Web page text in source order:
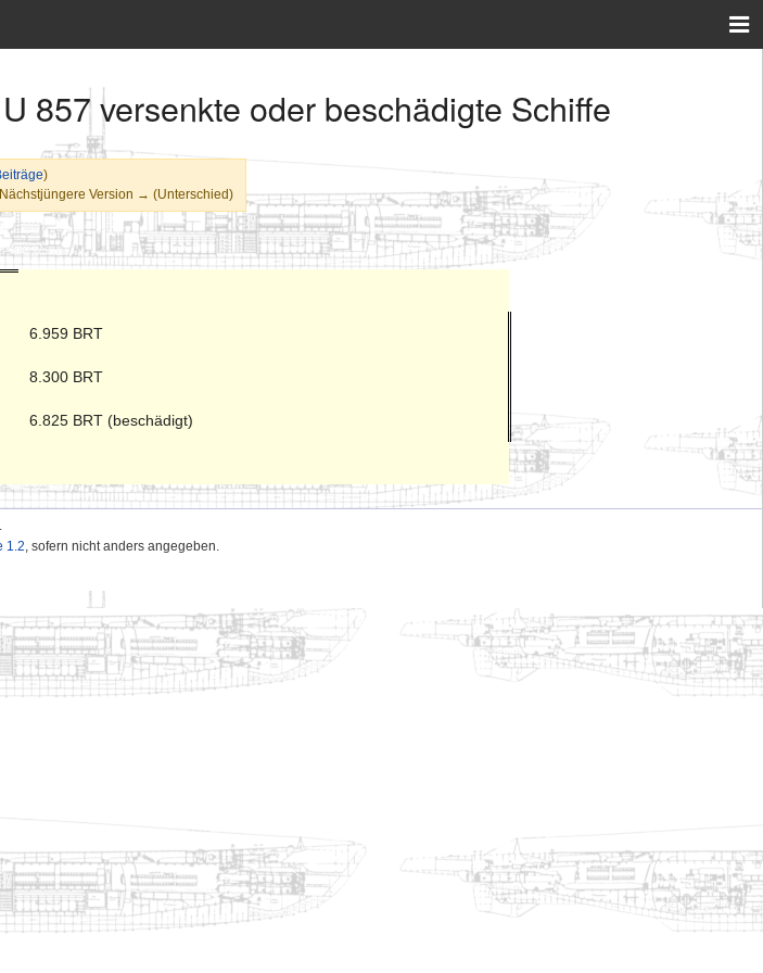
857 versenkte oder beschädigte Schiffe
)
Version → (Unterschied)
6.959 BRT
8.300 BRT
6.825 BRT (beschädigt)
1.2, sofern nicht anders angegeben.